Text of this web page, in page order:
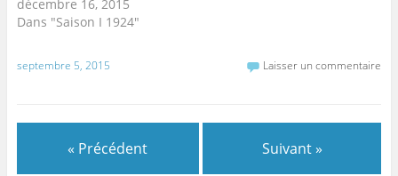
décembre 16, 2015
Dans "Saison I 1924"
septembre 5, 2015 Laisser un commentaire
« Précédent Suivant »